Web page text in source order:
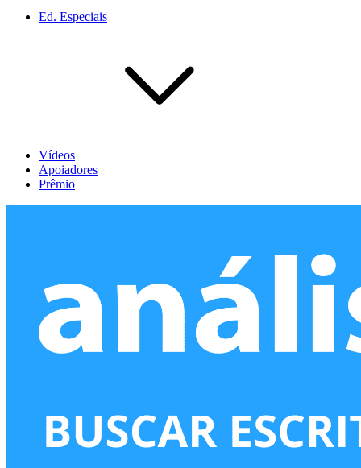
Ed. Especiais
Vídeos
Apoiadores
Prêmio